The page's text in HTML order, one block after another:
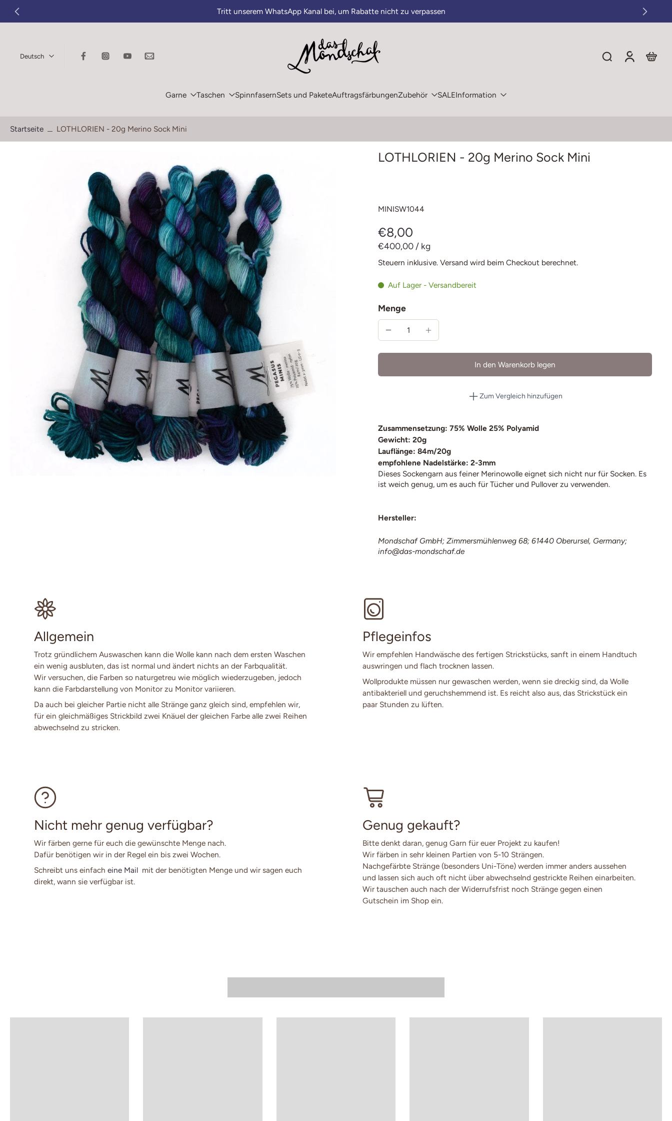
Zum
Inhalt
Tritt unserem WhatsApp Kanal bei, um Rabatte nicht zu verpassen
Deutsch
Garne Taschen SpinnfasernSets und PaketeAuftragsfärbungenZubehör SALEInformation
Startseite LOTHLORIEN - 20g Merino Sock Mini
Produktinformationen
LOTHLORIEN - 20g Merino Sock Mini
MINISW1044
€8,00
€400,00 / kg
Steuern inklusive. Versand wird beim Checkout berechnet.
Auf Lager - Versandbereit
Menge
In den Warenkorb legen
Zum Vergleich hinzufügen
Zusammensetzung: 75% Wolle 25% Polyamid
Gewicht: 20g
Lauflänge: 84m/20g
empfohlene Nadelstärke: 2-3mm
Dieses Sockengarn aus feiner Merinowolle eignet sich nicht nur für Socken. Es
ist weich genug, um es auch für Tücher und Pullover zu verwenden.
Hersteller:
Mondschaf GmbH; Zimmersmühlenweg 68; 61440 Oberursel, Germany;
info@das-mondschaf.de
Allgemein
Trotz gründlichem Auswaschen kann die Wolle kann nach dem ersten Waschen
ein wenig ausbluten, das ist normal und ändert nichts an der Farbqualität.
Wir versuchen, die Farben so naturgetreu wie möglich wiederzugeben, jedoch
kann die Farbdarstellung von Monitor zu Monitor variieren.
Da auch bei gleicher Partie nicht alle Stränge ganz gleich sind, empfehlen wir,
für ein gleichmäßiges Strickbild zwei Knäuel der gleichen Farbe alle zwei Reihen
abwechselnd zu stricken.
Pflegeinfos
Wir empfehlen Handwäsche des fertigen Strickstücks, sanft in einem Handtuch
auswringen und flach trocknen lassen.
Wollprodukte müssen nur gewaschen werden, wenn sie dreckig sind, da Wolle
antibakteriell und geruchshemmend ist. Es reicht also aus, das Strickstück ein
paar Stunden zu lüften.
Nicht mehr genug verfügbar?
Wir färben gerne für euch die gewünschte Menge nach.
Dafür benötigen wir in der Regel ein bis zwei Wochen.
Schreibt uns einfach eine Mail mit der benötigten Menge und wir sagen euch
direkt, wann sie verfügbar ist.
Genug gekauft?
Bitte denkt daran, genug Garn für euer Projekt zu kaufen!
Wir färben in sehr kleinen Partien von 5-10 Strängen.
Nachgefärbte Stränge (besonders Uni-Töne) werden immer anders aussehen
und lassen sich auch oft nicht über abwechselnd gestrickte Reihen einarbeiten.
Wir tauschen auch nach der Widerrufsfrist noch Stränge gegen einen
Gutschein im Shop ein.